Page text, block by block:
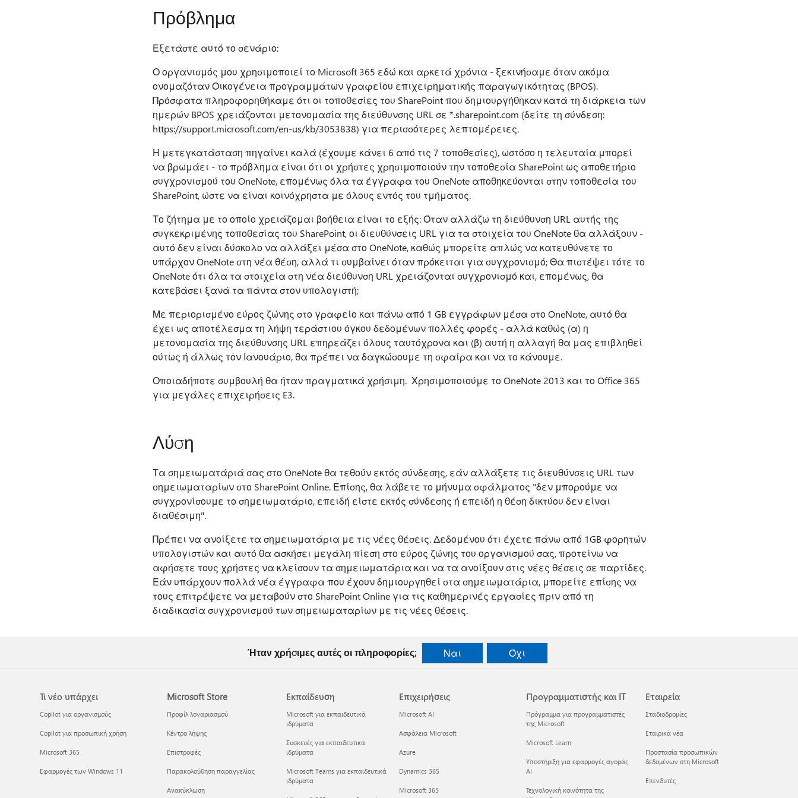
Πρόβλημα
Εξετάστε αυτό το σενάριο:
Ο οργανισμός μου χρησιμοποιεί το Microsoft 365 εδώ και αρκετά χρόνια - ξεκινήσαμε όταν ακόμα
ονομαζόταν Οικογένεια προγραμμάτων γραφείου επιχειρηματικής παραγωγικότητας (BPOS).
Πρόσφατα πληροφορηθήκαμε ότι οι τοποθεσίες του SharePoint που δημιουργήθηκαν κατά τη διάρκεια των
ημερών BPOS χρειάζονται μετονομασία της διεύθυνσης URL σε *.sharepoint.com (δείτε τη σύνδεση:
https://support.microsoft.com/en-us/kb/3053838) για περισσότερες λεπτομέρειες.
Η μετεγκατάσταση πηγαίνει καλά (έχουμε κάνει 6 από τις 7 τοποθεσίες), ωστόσο η τελευταία μπορεί
να βρωμάει - το πρόβλημα είναι ότι οι χρήστες χρησιμοποιούν την τοποθεσία SharePoint ως αποθετήριο
συγχρονισμού του OneNote, επομένως όλα τα έγγραφα του OneNote αποθηκεύονται στην τοποθεσία του
SharePoint, ώστε να είναι κοινόχρηστα με όλους εντός του τμήματος.
Το ζήτημα με το οποίο χρειάζομαι βοήθεια είναι το εξής: Όταν αλλάζω τη διεύθυνση URL αυτής της
συγκεκριμένης τοποθεσίας του SharePoint, οι διευθύνσεις URL για τα στοιχεία του OneNote θα αλλάξουν -
αυτό δεν είναι δύσκολο να αλλάξει μέσα στο OneNote, καθώς μπορείτε απλώς να κατευθύνετε το
υπάρχον OneNote στη νέα θέση, αλλά τι συμβαίνει όταν πρόκειται για συγχρονισμό; Θα πιστέψει τότε το
OneNote ότι όλα τα στοιχεία στη νέα διεύθυνση URL χρειάζονται συγχρονισμό και, επομένως, θα
κατεβάσει ξανά τα πάντα στον υπολογιστή;
Με περιορισμένο εύρος ζώνης στο γραφείο και πάνω από 1 GB εγγράφων μέσα στο OneNote, αυτό θα
έχει ως αποτέλεσμα τη λήψη τεράστιου όγκου δεδομένων πολλές φορές - αλλά καθώς (α) η
μετονομασία της διεύθυνσης URL επηρεάζει όλους ταυτόχρονα και (β) αυτή η αλλαγή θα μας επιβληθεί
ούτως ή άλλως τον Ιανουάριο, θα πρέπει να δαγκώσουμε τη σφαίρα και να το κάνουμε.
Οποιαδήποτε συμβουλή θα ήταν πραγματικά χρήσιμη. Χρησιμοποιούμε το OneNote 2013 και το Office 365
για μεγάλες επιχειρήσεις E3.
Λύση
Τα σημειωματάριά σας στο OneNote θα τεθούν εκτός σύνδεσης, εάν αλλάξετε τις διευθύνσεις URL των
σημειωματαρίων στο SharePoint Online. Επίσης, θα λάβετε το μήνυμα σφάλματος "δεν μπορούμε να
συγχρονίσουμε το σημειωματάριο, επειδή είστε εκτός σύνδεσης ή επειδή η θέση δικτύου δεν είναι
διαθέσιμη".
Πρέπει να ανοίξετε τα σημειωματάρια με τις νέες θέσεις. Δεδομένου ότι έχετε πάνω από 1GB φορητών
υπολογιστών και αυτό θα ασκήσει μεγάλη πίεση στο εύρος ζώνης του οργανισμού σας, προτείνω να
αφήσετε τους χρήστες να κλείσουν τα σημειωματάρια και να τα ανοίξουν στις νέες θέσεις σε παρτίδες.
Εάν υπάρχουν πολλά νέα έγγραφα που έχουν δημιουργηθεί στα σημειωματάρια, μπορείτε επίσης να
τους επιτρέψετε να μεταβούν στο SharePoint Online για τις καθημερινές εργασίες πριν από τη
διαδικασία συγχρονισμού των σημειωματαρίων με τις νέες θέσεις.
Ήταν χρήσιμες αυτές οι πληροφορίες; Ναι Όχι
Τι νέο υπάρχει
Copilot για οργανισμούς
Copilot για προσωπική χρήση
Microsoft 365
Εφαρμογές των Windows 11
Microsoft Store
Προφίλ λογαριασμού
Κέντρο λήψης
Επιστροφές
Παρακολούθηση παραγγελίας
Ανακύκλωση
Εκπαίδευση
Microsoft για εκπαιδευτικά
ιδρύματα
Συσκευές για εκπαιδευτικά
ιδρύματα
Microsoft Teams για εκπαιδευτικά
ιδρύματα
Επιχειρήσεις
Microsoft AI
Ασφάλεια Microsoft
Azure
Dynamics 365
Microsoft 365
Προγραμματιστής και IT
Πρόγραμμα για προγραμματιστές
της Microsoft
Microsoft Learn
Υποστήριξη για εφαρμογές αγοράς
AI
Τεχνολογική κοινότητα της
Εταιρεία
Σταδιοδρομίες
Εταιρικά νέα
Προστασία προσωπικών
δεδομένων στη Microsoft
Επενδυτές